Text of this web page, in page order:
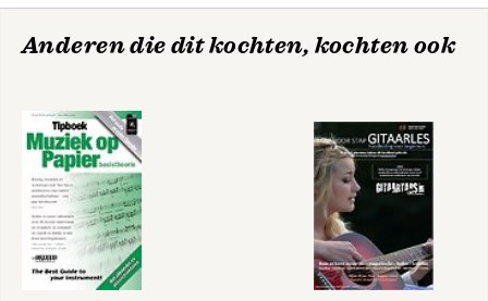
Anderen die dit kochten, kochten ook